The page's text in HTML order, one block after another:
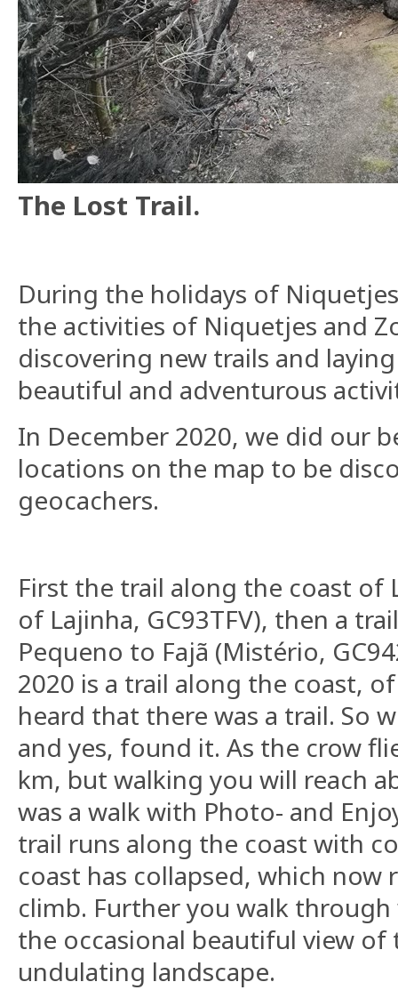
The Lost Trail.
During the holidays of
the activities of Niquetjes and
discovering new trails and
beautiful and adventurous
In December 2020, we did our
locations on the map to be
geocachers.
First the trail along the coast of
of Lajinha, GC93TFV), then a
Pequeno to Fajã (Mistério,
2020 is a trail along the coast,
heard that there was a trail. So
and yes, found it. As the crow
km, but walking you will reach
was a walk with Photo- and
trail runs along the coast with
coast has collapsed, which now
climb. Further you walk
the occasional beautiful view of
undulating landscape.